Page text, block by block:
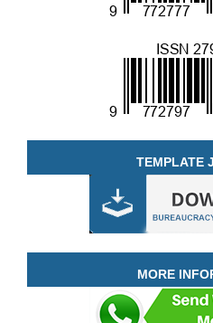
TEMPLATE
MORE